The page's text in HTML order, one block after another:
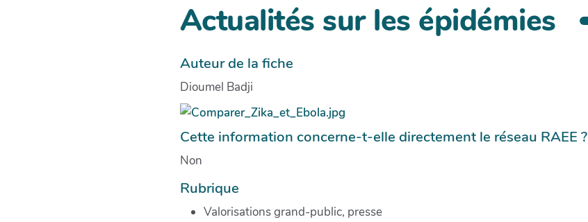
Actualités sur les épidémies
Auteur de la fiche
Dioumel Badji
Cette information concerne-t-elle directement le réseau RAEE ?
Non
Rubrique
Valorisations grand-public, presse